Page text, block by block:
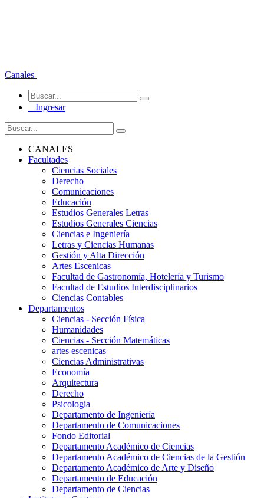
Canales
Ingresar
CANALES
Facultades
Ciencias Sociales
Derecho
Comunicaciones
Educación
Estudios Generales Letras
Estudios Generales Ciencias
Ciencias e Ingeniería
Letras y Ciencias Humanas
Gestión y Alta Dirección
Artes Escenicas
Facultad de Gastronomía, Hotelería y Turismo
Facultad de Estudios Interdisciplinarios
Ciencias Contables
Departamentos
Ciencias - Sección Física
Humanidades
Ciencias - Sección Matemáticas
artes escenicas
Ciencias Administrativas
Economía
Arquitectura
Derecho
Psicologia
Departamento de Ingeniería
Departamento de Comunicaciones
Fondo Editorial
Departamento Académico de Ciencias
Departamento Académico de Ciencias de la Gestión
Departamento Académico de Arte y Diseño
Departamento de Educación
Departamento de Ciencias